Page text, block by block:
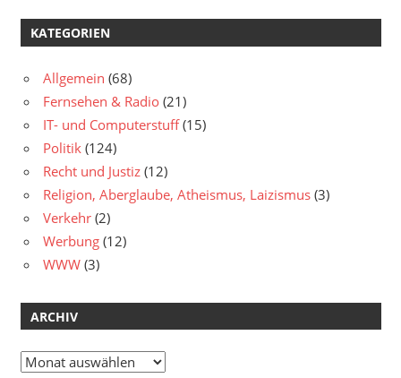
KATEGORIEN
Allgemein (68)
Fernsehen & Radio (21)
IT- und Computerstuff(15)
Politik (124)
Recht und Justiz (12)
Religion, Aberglaube, Atheismus, Laizismus (3)
Verkehr (2)
Werbung (12)
WWW (3)
ARCHIV
Archiv